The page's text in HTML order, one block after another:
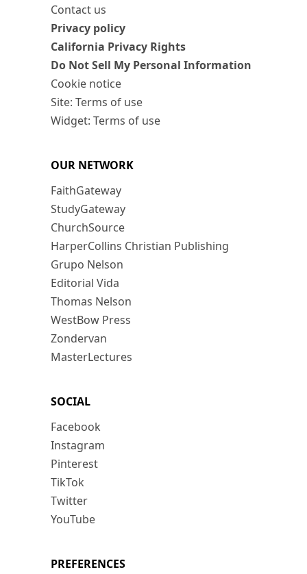
Contact us
Privacy policy
California Privacy Rights
Do Not Sell My Personal Information
Cookie notice
Site: Terms of use
Widget: Terms of use
OUR NETWORK
FaithGateway
StudyGateway
ChurchSource
HarperCollins Christian Publishing
Grupo Nelson
Editorial Vida
Thomas Nelson
WestBow Press
Zondervan
MasterLectures
SOCIAL
Facebook
Instagram
Pinterest
TikTok
Twitter
YouTube
PREFERENCES